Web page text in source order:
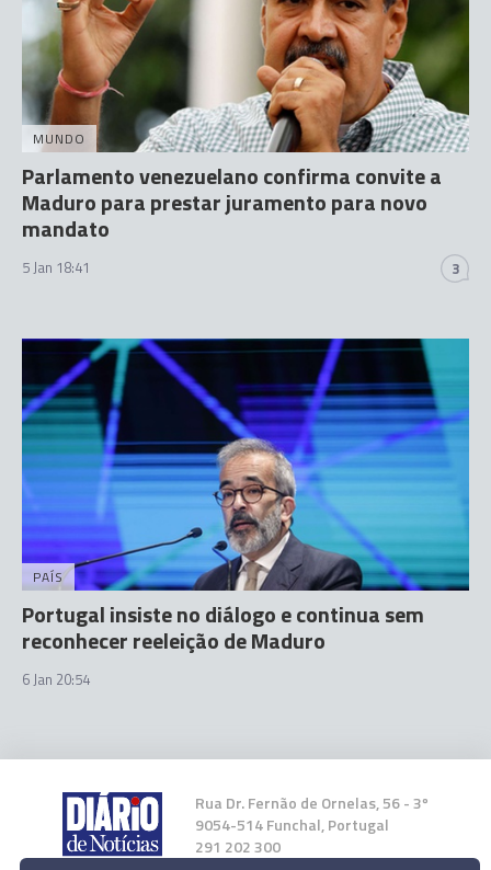
MUNDO
Parlamento venezuelano confirma convite a
Maduro para prestar juramento para novo
mandato
5 Jan 18:41 3
PAÍS
Portugal insiste no diálogo e continua sem
reconhecer reeleição de Maduro
6 Jan 20:54
Rua Dr. Fernão de Ornelas, 56 - 3º
9054-514 Funchal, Portugal
291 202 300